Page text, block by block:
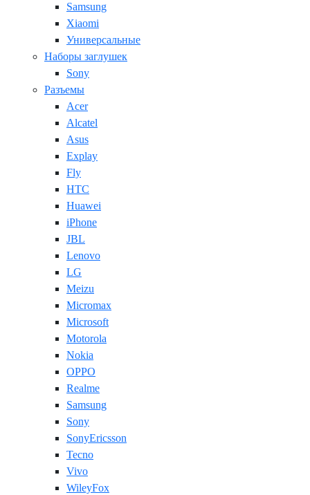
Samsung
Xiaomi
Универсальные
Наборы заглушек
Sony
Разъемы
Acer
Alcatel
Asus
Explay
Fly
HTC
Huawei
iPhone
JBL
Lenovo
LG
Meizu
Micromax
Microsoft
Motorola
Nokia
OPPO
Realme
Samsung
Sony
SonyEricsson
Tecno
Vivo
WileyFox